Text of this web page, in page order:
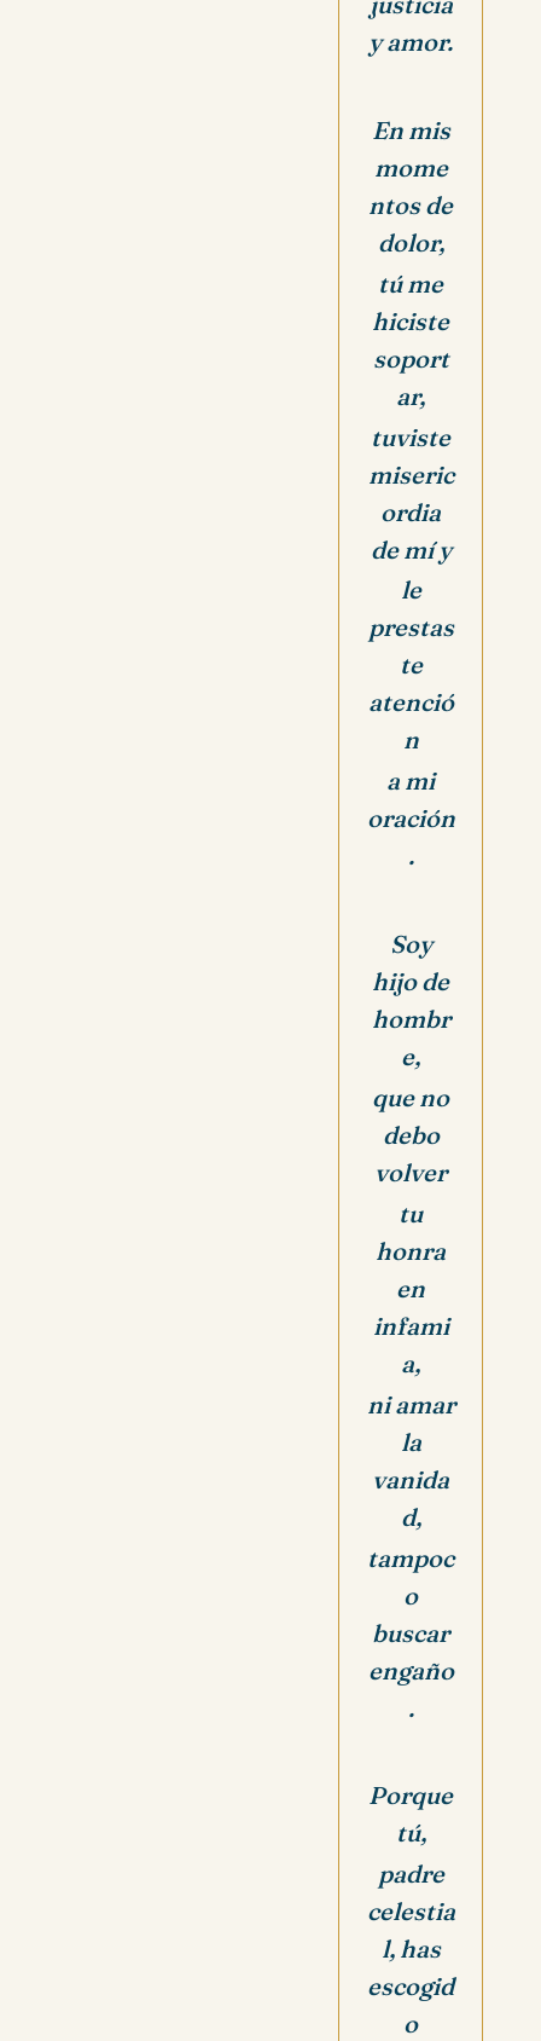
y amor.
En mis
mome
ntos de
dolor,
tú me
hiciste
soport
ar,
tuviste
miseric
ordia
de mí y
le
prestas
te
atenció
n
a mi
oración
.
Soy
hijo de
hombr
e,
que no
debo
volver
tu
honra
en
infami
a,
ni amar
la
vanida
d,
tampoc
o
buscar
engaño
.
Porque
tú,
padre
celestia
l, has
escogid
o